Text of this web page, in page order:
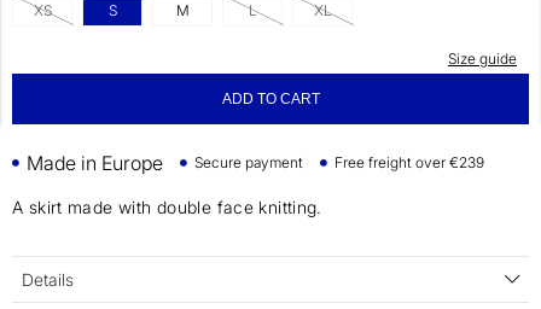
XS S M L XL
Size guide
ADD TO CART
Made in Europe Secure payment Free freight over €239
A skirt made with double face knitting.
Details